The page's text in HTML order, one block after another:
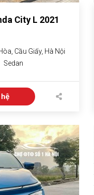
City L 2021
Cầu Giấy, Hà Nội
Sedan